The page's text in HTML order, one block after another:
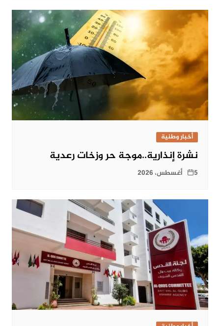
أخبار وطنية
نشرة إنذارية..موجة حر وزخات رعدية
5 أغسطس، 2026